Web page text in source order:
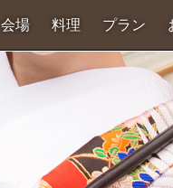
会場 料理 プラン